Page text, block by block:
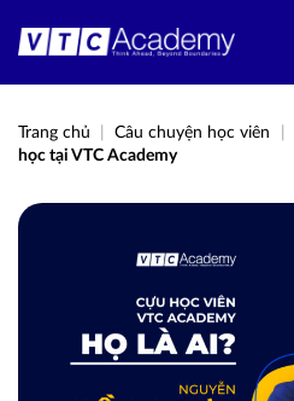
qua
Trang chủ Câu chuyện học viên
học tại VTC Academy